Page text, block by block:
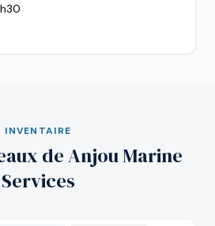
INVENTAIRE
de Anjou Marine
Services